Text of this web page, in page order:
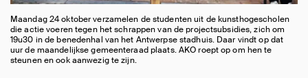
Maandag 24 oktober verzamelen de studenten uit de kunsthogescholen
die actie voeren tegen het schrappen van de projectsubsidies, zich om
19u30 in de benedenhal van het Antwerpse stadhuis. Daar vindt op dat
uur de maandelijkse gemeenteraad plaats. AKO roept op om hen te
steunen en ook aanwezig te zijn.